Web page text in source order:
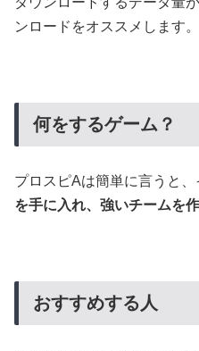
ンロードをオススメします。
何をするゲーム？
プロスピAは簡単に言うと
を手に入れ、強いチームを
おすすめする人